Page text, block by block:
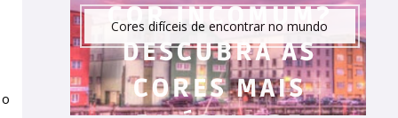
Cores difíceis de encontrar no mundo